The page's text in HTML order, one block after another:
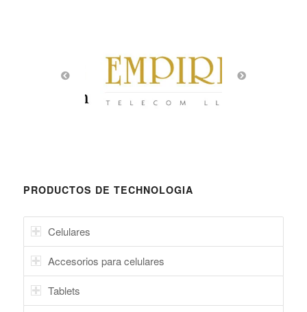
PRODUCTOS DE TECHNOLOGIA
Celulares
Accesorios para celulares
Tablets